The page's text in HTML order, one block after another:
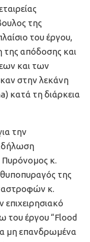
της
του έργου,
απόδοσης και
και των
στην λεκάνη
κατά τη διάρκεια
την
κ.
της
κ.
του έργου “Flood
μη επανδρωμένα